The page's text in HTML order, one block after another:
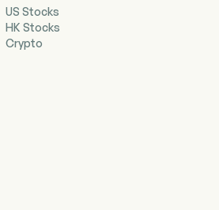
성 및 효능 문제를 해결하
적으로서의 가능성을 확대
. ADG116은 CTLA-4의 독
표적하도록 설계되었습니
을 표적하는 단일 특이성
제1b상 및 제2상 임상시험
US Stocks
HK Stocks
Crypto